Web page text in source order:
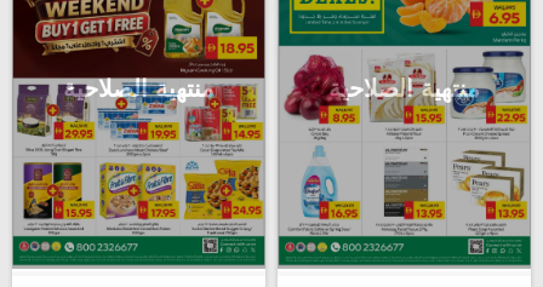
منتهية الصلاحية منتهية الصلاحية